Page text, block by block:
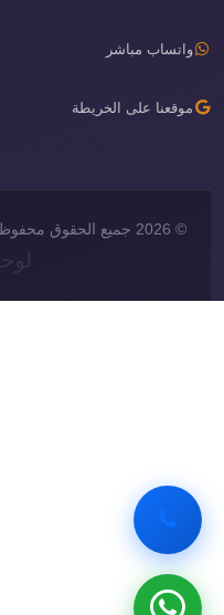
واتساب مباشر
موقعنا على الخريطة
© 2026 جميع الحقوق محفوظة —